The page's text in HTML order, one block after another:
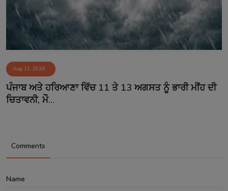
Aug 11, 2026
ਪੰਜਾਬ ਅਤੇ ਹਰਿਆਣਾ ਵਿੱਚ 11 ਤੇ 13 ਅਗਸਤ ਨੂੰ ਭਾਰੀ ਮੀਂਹ ਦੀ
ਚਿਤਾਵਨੀ, ਮੌ...
Comments
Name